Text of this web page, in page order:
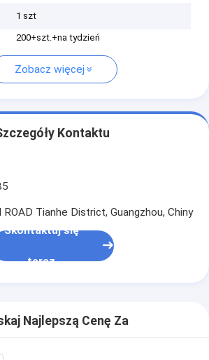
1 szt
200+szt.+na tydzień
Zobacz więcej
Kontaktu
ROAD Tianhe District, Guangzhou, Chiny
Skontaktuj się
teraz
Najlepszą Cenę Za